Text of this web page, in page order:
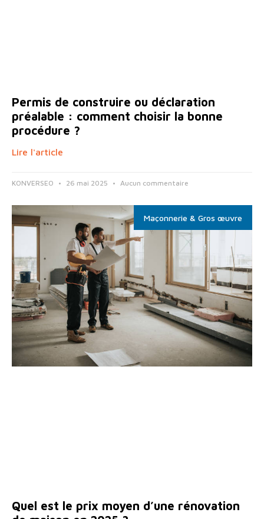
Permis de construire ou déclaration
préalable : comment choisir la bonne
procédure ?
Lire l'article
KONVERSEO 26 mai 2025 Aucun commentaire
Maçonnerie & Gros œuvre
Quel est le prix moyen d’une rénovation